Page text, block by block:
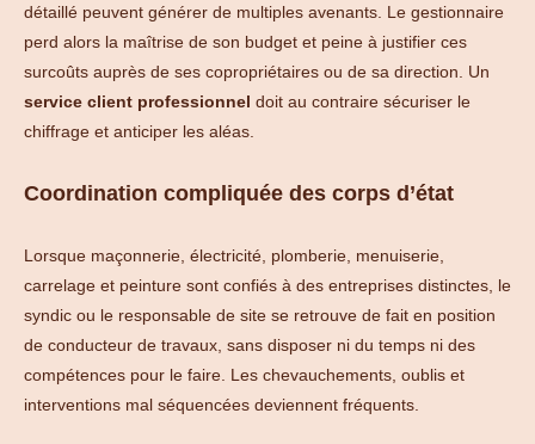
détaillé peuvent générer de multiples avenants. Le gestionnaire
perd alors la maîtrise de son budget et peine à justifier ces
surcoûts auprès de ses copropriétaires ou de sa direction. Un
service client professionnel doit au contraire sécuriser le
chiffrage et anticiper les aléas.
Coordination compliquée des corps d’état
Lorsque maçonnerie, électricité, plomberie, menuiserie,
carrelage et peinture sont confiés à des entreprises distinctes, le
syndic ou le responsable de site se retrouve de fait en position
de conducteur de travaux, sans disposer ni du temps ni des
compétences pour le faire. Les chevauchements, oublis et
interventions mal séquencées deviennent fréquents.